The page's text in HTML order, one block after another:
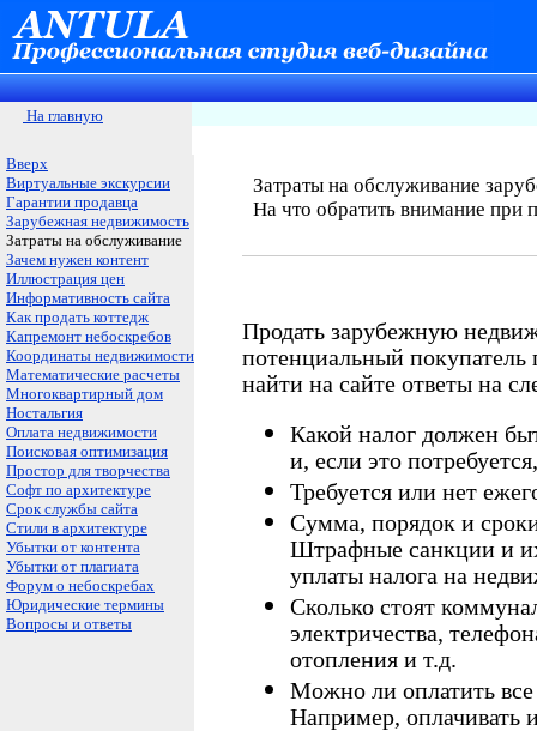
На главную
Вверх
Виртуальные экскурсии
Гарантии продавца
Зарубежная недвижимость
Затраты на обслуживание
Зачем нужен контент
Иллюстрация цен
Информативность сайта
Как продать коттедж
Капремонт небоскребов
Координаты недвижимости
Математические расчеты
Многоквартирный дом
Ностальгия
Оплата недвижимости
Поисковая оптимизация
Простор для творчества
Софт по архитектуре
Срок службы сайта
Стили в архитектуре
Убытки от контента
Убытки от плагиата
Форум о небоскребах
Юридические термины
Вопросы и ответы
Затраты на обслуживание
На что обратить внимание при
Продать зарубежную
потенциальный
найти на сайте ответы на
Какой налог должен
и, если это
Требуется или нет
Сумма, порядок и
Штрафные санкции и
уплаты налога на
Сколько стоят
электричества,
отопления и т.д.
Можно ли оплатить
Например, оплачивать